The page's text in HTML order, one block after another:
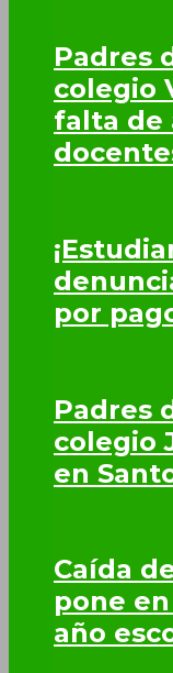
Padres
colegio
falta de
por
Padres
colegio
en
Caída
pone
año